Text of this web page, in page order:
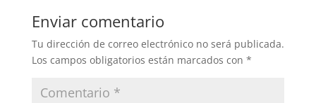
b
o
o
dI
n
ar
tir
Enviar comentario
Tu dirección de correo electrónico no será publicada.
Los campos obligatorios están marcados con *